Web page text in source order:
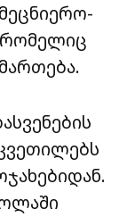
რომელიც